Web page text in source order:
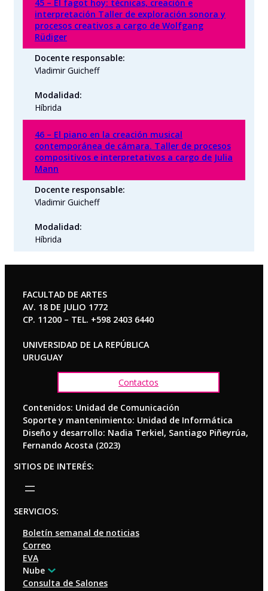
45 – El fagot hoy: técnicas, creación e
interpretación Taller de exploración sonora y
procesos creativos a cargo de Wolfgang
Rüdiger
Docente responsable:
Vladimir Guicheff
Modalidad:
Híbrida
46 – El piano en la creación musical
contemporánea de cámara. Taller de procesos
compositivos e interpretativos a cargo de Julia
Mann
Docente responsable:
Vladimir Guicheff
Modalidad:
Híbrida
FACULTAD DE ARTES
AV. 18 DE JULIO 1772
CP. 11200 – TEL. +598 2403 6440
UNIVERSIDAD DE LA REPÚBLICA
URUGUAY
Contactos
Contenidos: Unidad de Comunicación
Soporte y mantenimiento: Unidad de Informática
Diseño y desarrollo: Nadia Terkiel, Santiago Piñeyrúa,
Fernando Acosta (2023)
SITIOS DE INTERÉS:
SERVICIOS:
Boletín semanal de noticias
Correo
EVA
Nube
Consulta de Salones